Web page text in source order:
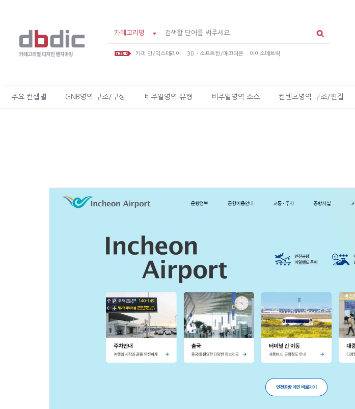
카테고리명
카피 인/익스테리어 3D - 소프트한/매끄러운 아이소메트릭
주요 컨셉별 GNB영역 구조/구성 비주얼영역 유형 비주얼영역 소스 컨텐츠영역 구조/편집